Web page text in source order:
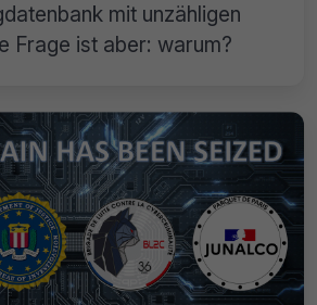
mit unzähligen
Frage ist aber: warum?